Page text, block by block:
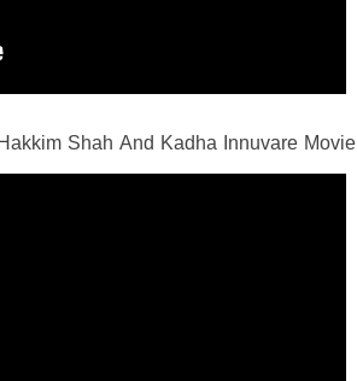
Shah And Kadha Innuvare Movie